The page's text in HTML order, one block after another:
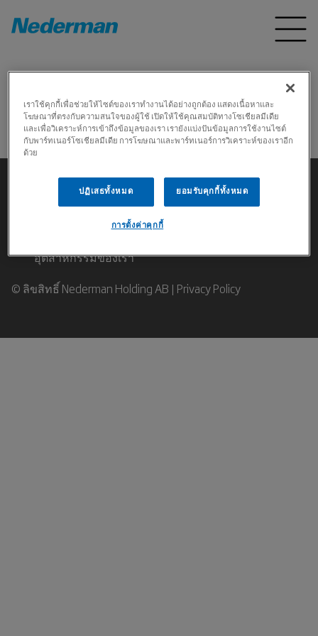
Home ผลิตภัณฑ์ *
操作失败
อุตสาหกรรมของเรา
© ลิขสิทธิ์ Nederman Holding AB | Privacy Policy
เราใช้คุกกี้เพื่อช่วยให้ไซต์ของเราทำงานได้อย่างถูกต้อง แสดงเนื้อหาและ
โฆษณาที่ตรงกับความสนใจของผู้ใช้ เปิดให้ใช้คุณสมบัติทางโซเชียลมีเดีย
และเพื่อวิเคราะห์การเข้าถึงข้อมูลของเรา เรายังแบ่งปันข้อมูลการใช้งานไซต์
กับพาร์ทเนอร์โซเชียลมีเดีย การโฆษณาและพาร์ทเนอร์การวิเคราะห์ของเราอีก
ด้วย
ปฏิเสธทั้งหมด ยอมรับคุกกี้ทั้งหมด
การตั้งค่าคุกกี้